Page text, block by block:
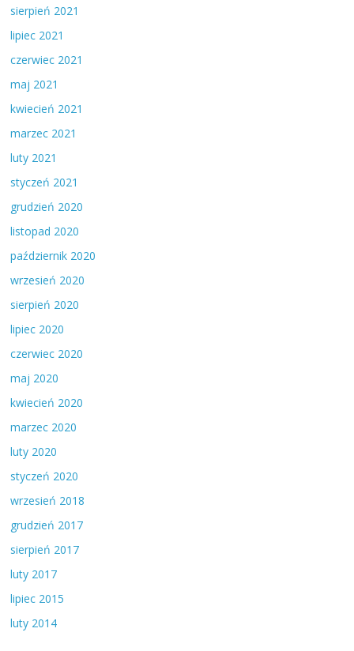
sierpień 2021
lipiec 2021
czerwiec 2021
maj 2021
kwiecień 2021
marzec 2021
luty 2021
styczeń 2021
grudzień 2020
listopad 2020
październik 2020
wrzesień 2020
sierpień 2020
lipiec 2020
czerwiec 2020
maj 2020
kwiecień 2020
marzec 2020
luty 2020
styczeń 2020
wrzesień 2018
grudzień 2017
sierpień 2017
luty 2017
lipiec 2015
luty 2014